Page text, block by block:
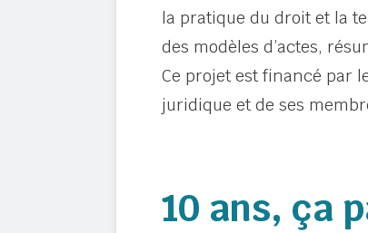
la pratique du droit et la
des modèles d’actes,
Ce projet est financé par
juridique et de ses
10 ans, ça